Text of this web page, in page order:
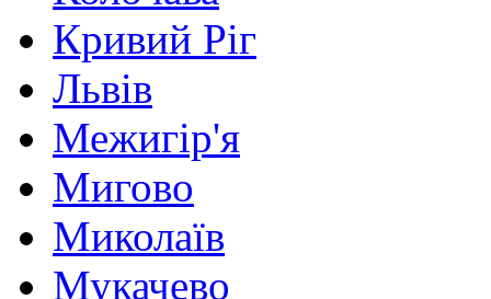
Кривий Ріг
Львів
Межигір'я
Мигово
Миколаїв
Мукачево